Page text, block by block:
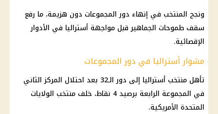
ونجح المنتخب في إنهاء دور المجموعات دون هزيمة، ما رفع
سقف طموحات الجماهير قبل مواجهة أستراليا في الأدوار
الإقصائية.
مشوار أستراليا في دور المجموعات
تأهل منتخب أستراليا إلى دور الـ32 بعد احتلال المركز الثاني
في المجموعة الرابعة برصيد 4 نقاط، خلف منتخب الولايات
المتحدة الأمريكية.